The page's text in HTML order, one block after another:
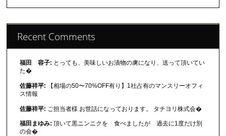
Recent Comments
福田 容子: とっても、美味しいお漬物の虜になり、送って頂いてい
た�
佐藤祥平:
【相場の50〜70%OFF有り】1社占有のマンスリーオフィ
ス情報
佐藤祥平: ご担当者様 お世話になっております。 タチヨリ株式会�
福田まゆみ: 頂いて黒ニンニクを 食べましたが 過去に1度だけ別
の会�